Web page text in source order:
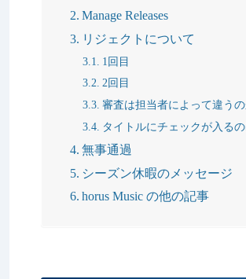
Manage Releases
リジェクトについて
1回目
2回目
審査は担当者によって違う
タイトルにチェックが入る
無事通過
シーズン休暇のメッセージ
horus Music の他の記事